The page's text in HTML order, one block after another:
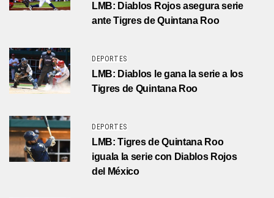
LMB: Diablos Rojos asegura serie
ante Tigres de Quintana Roo
DEPORTES
LMB: Diablos le gana la serie a los
Tigres de Quintana Roo
DEPORTES
LMB: Tigres de Quintana Roo
iguala la serie con Diablos Rojos
del México